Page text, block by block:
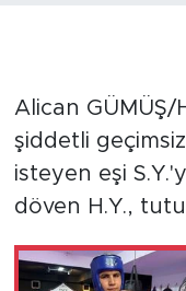
Alican GÜMÜŞ/
şiddetli
isteyen eşi
döven H.Y.,